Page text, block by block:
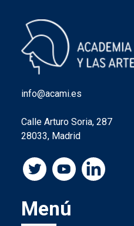
info@acami.es
Calle Arturo Soria, 287
28033, Madrid
Menú